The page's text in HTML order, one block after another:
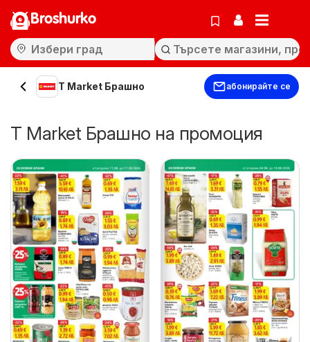
Broshurko
T Market Брашно абонирайте се
T Market Брашно на промоция